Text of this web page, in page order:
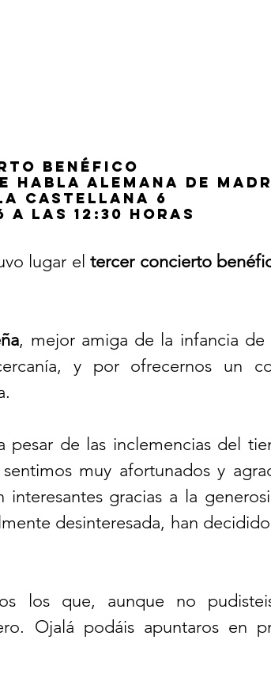
BENÉFICO
Habla Alemana de
Castellana 6
a las 12:30 horas
lugar el tercer concierto
, mejor amiga de la infancia de
y por ofrecernos un
pesar de las inclemencias del
muy afortunados y
gracias a la
desinteresada, han
los que, aunque no
Ojalá podáis apuntaros en